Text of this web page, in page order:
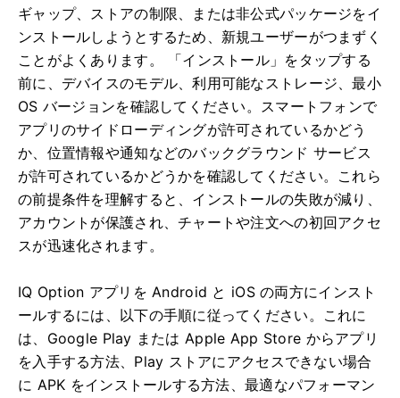
ギャップ、ストアの制限、または非公式パッケージをイ
ンストールしようとするため、新規ユーザーがつまずく
ことがよくあります。 「インストール」をタップする
前に、デバイスのモデル、利用可能なストレージ、最小
OS バージョンを確認してください。スマートフォンで
アプリのサイドローディングが許可されているかどう
か、位置情報や通知などのバックグラウンド サービス
が許可されているかどうかを確認してください。これら
の前提条件を理解すると、インストールの失敗が減り、
アカウントが保護され、チャートや注文への初回アクセ
スが迅速化されます。
IQ Option アプリを Android と iOS の両方にインスト
ールするには、以下の手順に従ってください。これに
は、Google Play または Apple App Store からアプリ
を入手する方法、Play ストアにアクセスできない場合
に APK をインストールする方法、最適なパフォーマン